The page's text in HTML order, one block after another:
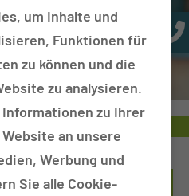
um Inhalte und
Funktionen für
zu können und die
zu analysieren.
zu Ihrer
an unsere
Werbung und
Sie alle Cookie-